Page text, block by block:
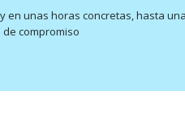
unas horas concretas, hasta
compromiso